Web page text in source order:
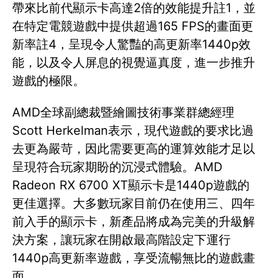
帶來比前代顯示卡高達2倍的效能提升註1，並
在特定電競遊戲中提供超過165 FPS的畫面更
新率註4，呈現令人驚豔的高更新率1440p效
能，以及令人屏息的視覺逼真度，進一步推升
遊戲的極限。
AMD全球副總裁暨繪圖技術事業群總經理
Scott Herkelman表示，現代遊戲的要求比過
去更為嚴苛，因此需要更高的運算效能才足以
呈現符合玩家期盼的沉浸式體驗。AMD
Radeon RX 6700 XT顯示卡是1440p遊戲的
更佳選擇。大多數玩家目前仍在使用三、四年
前入手的顯示卡，新產品將成為完美的升級解
決方案，讓玩家在開啟最高階設定下運行
1440p高更新率遊戲，享受流暢無比的遊戲畫